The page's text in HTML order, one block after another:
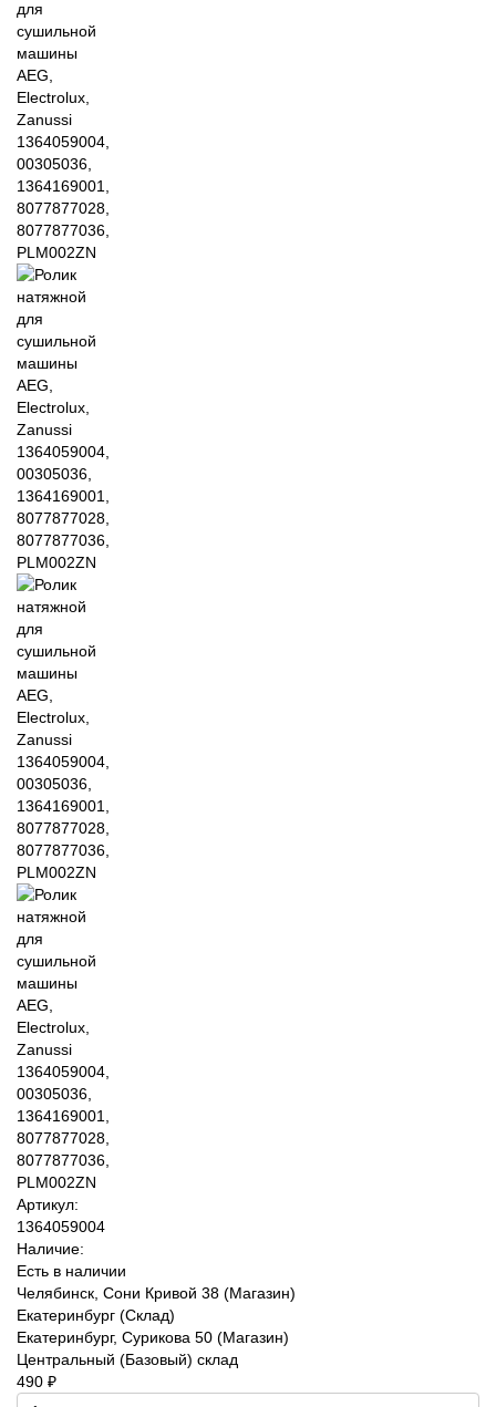
Артикул:
1364059004
Наличие:
Есть в наличии
Челябинск, Сони Кривой 38 (Магазин)
Екатеринбург (Склад)
Екатеринбург, Сурикова 50 (Магазин)
Центральный (Базовый) склад
490 ₽